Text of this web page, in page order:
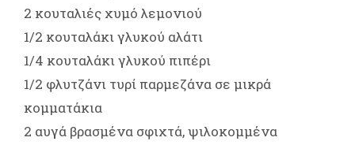
2 κουταλιές χυμό λεμονιού
1/2 κουταλάκι γλυκού αλάτι
1/4 κουταλάκι γλυκού πιπέρι
1/2 φλυτζάνι τυρί παρμεζάνα σε μικρά
κομματάκια
2 αυγά βρασμένα σφιχτά, ψιλοκομμένα